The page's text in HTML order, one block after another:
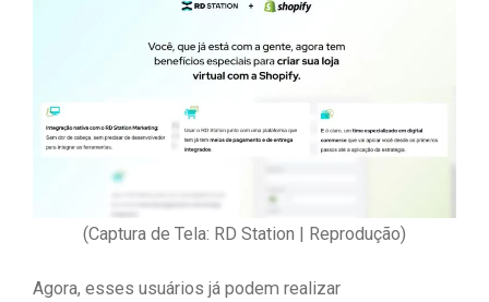
(Captura de Tela: RD Station | Reprodução)
Agora, esses usuários já podem realizar